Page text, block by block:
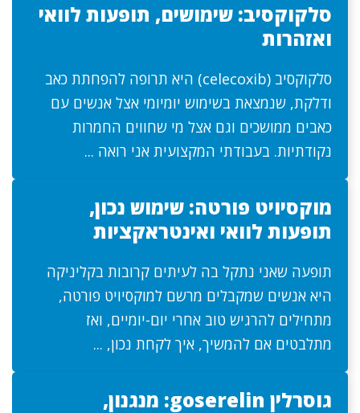
סלקוקסיב: שימושים, תופעות לוואי
ואזהרות
סלקוקסיב (celecoxib) היא תרופה להפחתת כאב
ודלקת, שנמצאת בשימוש יומיומי אצל אנשים עם
כאבים ממושכים וגם אצל מי שחווים החמרות
נקודתיות. בעבודתי המקצועית אני רואה ...
מוקסיויט פורטה: שימוש נכון,
תופעות לוואי ואינטראקציות
תופעה שאני נתקל בה לעיתים קרובות בקליניקה
היא אנשים שמקבלים מרשם למוקסיויט פורטה,
מתחילים להרגיש טוב אחרי יום-יומיים, ואז
מתלבטים אם להמשיך, איך לקחת נכון, ...
גוסרלין goserelin: מנגנון,